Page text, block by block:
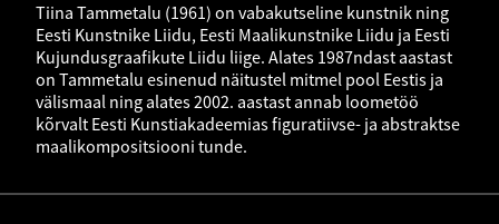
Tiina Tammetalu (1961) on vabakutseline kunstnik ning
Eesti Kunstnike Liidu, Eesti Maalikunstnike Liidu ja Eesti
Kujundusgraafikute Liidu liige. Alates 1987ndast aastast
on Tammetalu esinenud näitustel mitmel pool Eestis ja
välismaal ning alates 2002. aastast annab loometöö
kõrvalt Eesti Kunstiakadeemias figuratiivse- ja abstraktse
maalikompositsiooni tunde.